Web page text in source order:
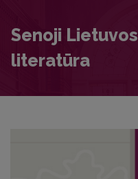
Senoji Lietuvos
literatūra